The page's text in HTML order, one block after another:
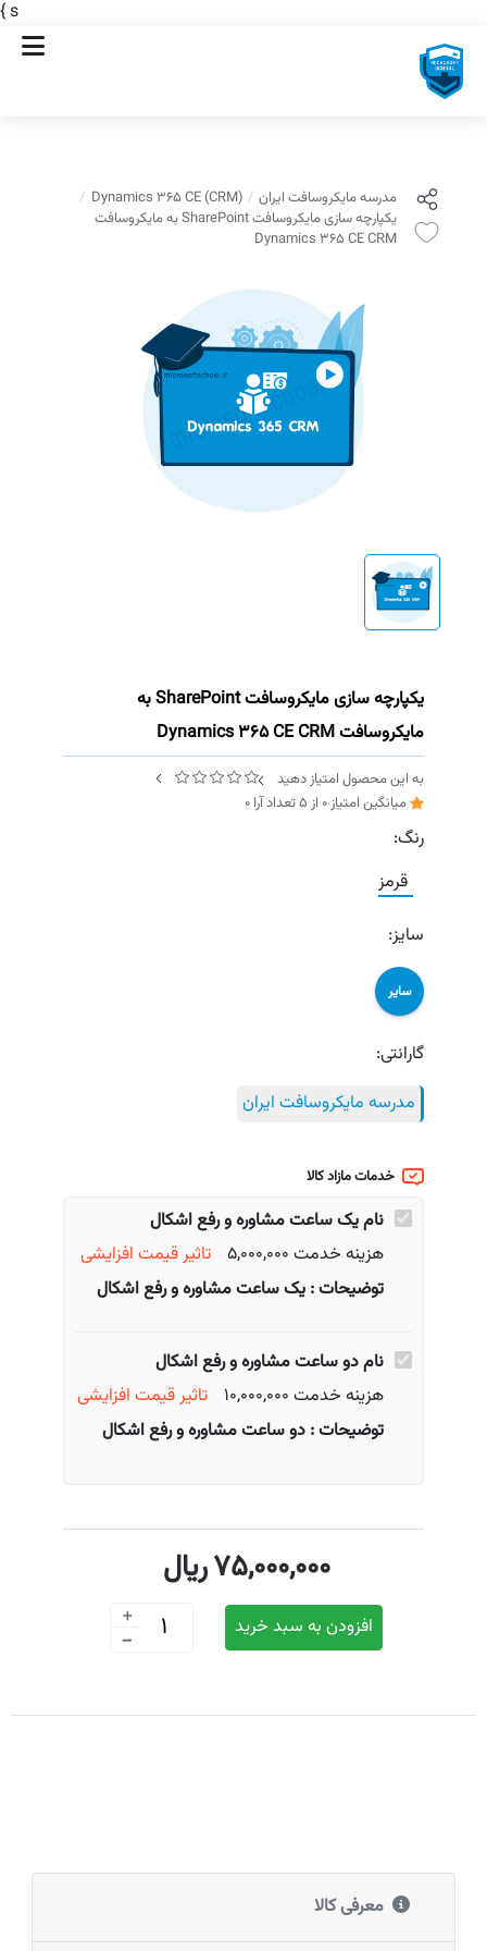
s
}
یکپارچه سازی مایکروسافت SharePoint به
مایکروسافت Dynamics 365 CE CRM
به این محصول امتیاز دهید
میانگین امتیاز 0 از 5تعداد آرا 0
رنگ:
قرمز
سایز:
سایر
گارانتی:
مدرسه مایکروسافت ایران
خدمات مازاد کالا
نامیک ساعت مشاوره و رفع اشکال
هزینه خدمت 5,000,000
تاثیر قیمت افزایشی
توضیحات : یک ساعت مشاوره و رفع اشکال
نامدو ساعت مشاوره و رفع اشکال
هزینه خدمت 10,000,000
تاثیر قیمت افزایشی
توضیحات : دو ساعت مشاوره و رفع اشکال
+
- افزودن به سبد خرید
75,000,000ریال
مدرسه مایکروسافت ایران
Dynamics 365 CE (CRM)
یکپارچه سازی مایکروسافت SharePoint به مایکروسافت
Dynamics 365 CE CRM
معرفی کالا